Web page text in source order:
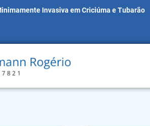
Invasiva em Criciúma e Tubarão